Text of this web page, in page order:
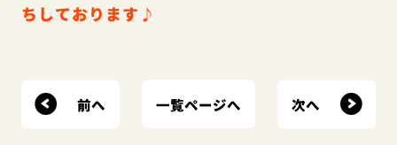
ちしております♪
前へ 一覧ページへ 次へ